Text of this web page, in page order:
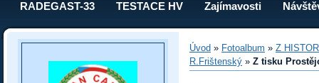
RADEGAST-33 TESTACE HV Zajímavosti
Úvod » Fotoalbum » Z
R.Frištenský » Z tisku